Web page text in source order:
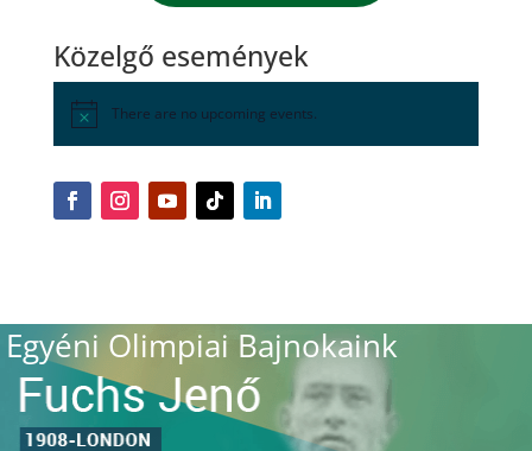
Közelgő események
There are no upcoming events.
Egyéni Olimpiai Bajnokaink